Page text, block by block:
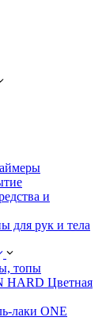
и
для рук и тела
топы
HARD Цветная
лаки ONE